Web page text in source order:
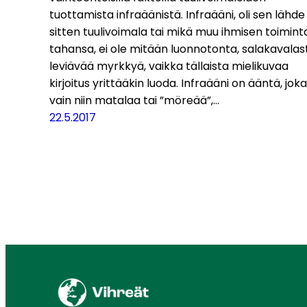
tuottamista infraäänistä. Infraääni, oli sen lähde
sitten tuulivoimala tai mikä muu ihmisen
tahansa, ei ole mitään luonnotonta,
leviävää myrkkyä, vaikka tällaista mielikuvaa
kirjoitus yrittääkin luoda. Infraääni on ääntä,
vain niin matalaa tai ”möreää”,…
22.5.2017